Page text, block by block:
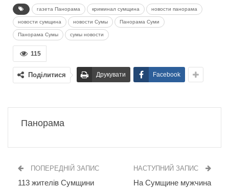
газета Панорама криминал сумщина новости панорама
новости сумщина новости Сумы Панорама Суми
Панорама Сумы сумы новости
115
Поділитися Друкувати Facebook
Панорама
ПОПЕРЕДНІЙ ЗАПИС
113 жителів Сумщини
НАСТУПНИЙ ЗАПИС
На Сумщине мужчина